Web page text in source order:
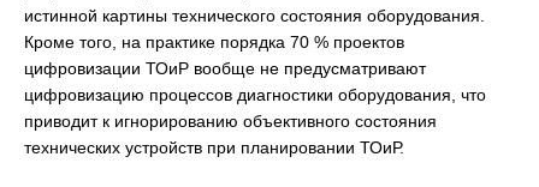
истинной картины технического состояния оборудования.
Кроме того, на практике порядка 70 % проектов
цифровизации ТОиР вообще не предусматривают
цифровизацию процессов диагностики оборудования, что
приводит к игнорированию объективного состояния
технических устройств при планировании ТОиР.